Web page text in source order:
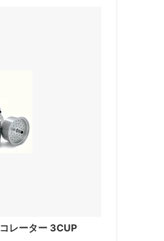
レーター 3CUP